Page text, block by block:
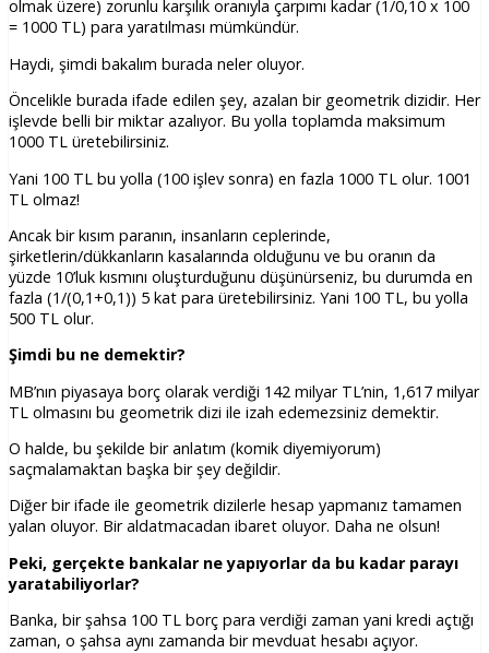
olmak üzere) zorunlu karşılık oranıyla çarpımı kadar (1/0,10 x 100
= 1000 TL) para yaratılması mümkündür.
Haydi, şimdi bakalım burada neler oluyor.
Öncelikle burada ifade edilen şey, azalan bir geometrik dizidir. Her
işlevde belli bir miktar azalıyor. Bu yolla toplamda maksimum
1000 TL üretebilirsiniz.
Yani 100 TL bu yolla (100 işlev sonra) en fazla 1000 TL olur. 1001
TL olmaz!
Ancak bir kısım paranın, insanların ceplerinde,
şirketlerin/dükkanların kasalarında olduğunu ve bu oranın da
yüzde 10’luk kısmını oluşturduğunu düşünürseniz, bu durumda en
fazla (1/(0,1+0,1)) 5 kat para üretebilirsiniz. Yani 100 TL, bu yolla
500 TL olur.
Şimdi bu ne demektir?
MB’nın piyasaya borç olarak verdiği 142 milyar TL’nin, 1,617 milyar
TL olmasını bu geometrik dizi ile izah edemezsiniz demektir.
O halde, bu şekilde bir anlatım (komik diyemiyorum)
saçmalamaktan başka bir şey değildir.
Diğer bir ifade ile geometrik dizilerle hesap yapmanız tamamen
yalan oluyor. Bir aldatmacadan ibaret oluyor. Daha ne olsun!
Peki, gerçekte bankalar ne yapıyorlar da bu kadar parayı
yaratabiliyorlar?
Banka, bir şahsa 100 TL borç para verdiği zaman yani kredi açtığı
zaman, o şahsa aynı zamanda bir mevduat hesabı açıyor.